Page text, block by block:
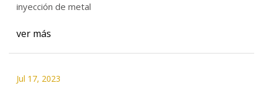
inyección de metal
ver más
Jul 17, 2023